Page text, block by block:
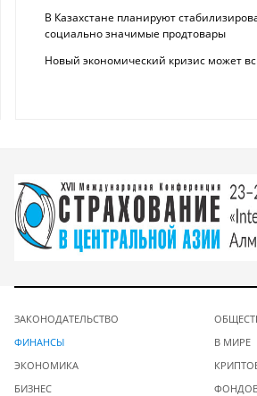
В Казахстане планируют
социально значимые продтовары
Новый экономический кризис может
ЗАКОНОДАТЕЛЬСТВО
ФИНАНСЫ
ЭКОНОМИКА
БИЗНЕС
В МИРЕ